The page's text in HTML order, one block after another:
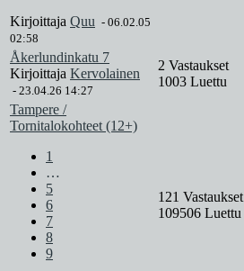
Kirjoittaja Quu - 06.02.05
02:58
Åkerlundinkatu 7
Kirjoittaja Kervolainen
- 23.04.26 14:27
2 Vastaukset
1003 Luettu
Tampere /
Tornitalokohteet (12+)
1
…
5
6
7
8
9
121 Vastaukset
109506 Luettu